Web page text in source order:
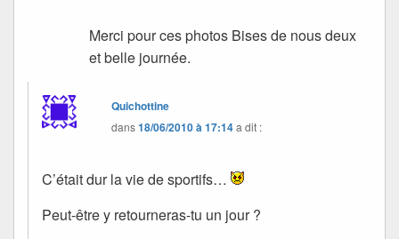
Merci pour ces photos Bises de nous deux
et belle journée.
Quichottine
dans18/06/2010 à 17:14a dit :
C’était dur la vie de sportifs…
Peut-être y retourneras-tu un jour ?